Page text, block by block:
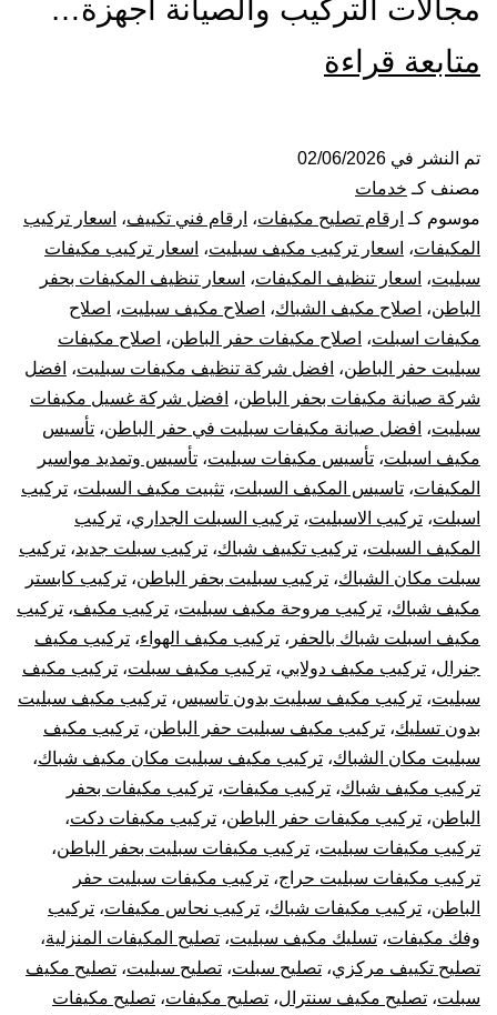
مجالات التركيب والصيانة أجهزة…
متابعة قراءة
تنظيف
مكيفات
بحفر
الباطن
سبليت
مركزي
دولابي
شباك
كونسيلد
تم النشر في 02/06/2026
مصنف كـ خدمات
موسوم كـ ارقام تصليح مكيفات، ارقام فني تكييف، اسعار تركيب
المكيفات، اسعار تركيب مكيف سبليت، اسعار تركيب مكيفات
سبليت، اسعار تنظيف المكيفات، اسعار تنظيف المكيفات بحفر
الباطن، اصلاح مكيف الشباك، اصلاح مكيف سبليت، اصلاح
مكيفات اسبلت، اصلاح مكيفات حفر الباطن، اصلاح مكيفات
سبليت حفر الباطن، افضل شركة تنظيف مكيفات سبليت، افضل
شركة صيانة مكيفات بحفر الباطن، افضل شركة غسيل مكيفات
سبليت، افضل صيانة مكيفات سبليت في حفر الباطن، تأسيس
مكيف اسبلت، تأسيس مكيفات سبليت، تأسيس وتمديد مواسير
المكيفات، تاسيس المكيف السبلت، تثبيت مكيف السبلت، تركيب
اسبلت، تركيب الاسبليت، تركيب السبلت الجداري، تركيب
المكيف السبلت، تركيب تكييف شباك، تركيب سبلت جديد، تركيب
سبلت مكان الشباك، تركيب سبليت بحفر الباطن، تركيب كابستر
مكيف شباك، تركيب مروحة مكيف سبليت، تركيب مكيف، تركيب
مكيف اسبلت شباك بالحفر ، تركيب مكيف الهواء، تركيب مكيف
جنرال، تركيب مكيف دولابي، تركيب مكيف سبلت، تركيب مكيف
سبليت، تركيب مكيف سبليت بدون تاسيس، تركيب مكيف سبليت
بدون تسليك، تركيب مكيف سبليت حفر الباطن، تركيب مكيف
سبليت مكان الشباك، تركيب مكيف سبليت مكان مكيف شباك،
تركيب مكيف شباك، تركيب مكيفات، تركيب مكيفات بحفر
الباطن، تركيب مكيفات حفر الباطن، تركيب مكيفات دكت،
تركيب مكيفات سبليت، تركيب مكيفات سبليت بحفر الباطن،
تركيب مكيفات سبليت حراج، تركيب مكيفات سبليت حفر
الباطن، تركيب مكيفات شباك، تركيب نحاس مكيفات، تركيب
وفك مكيفات، تسليك مكيف سبليت، تصليح المكيفات المنزلية،
تصليح تكييف مركزي، تصليح سبلت، تصليح سبليت، تصليح مكيف
سبلت، تصليح مكيف سنترال، تصليح مكيفات، تصليح مكيفات